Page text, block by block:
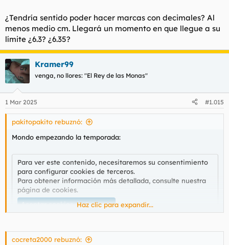
¿Tendría sentido poder hacer marcas con decimales? Al
menos medio cm. Llegará un momento en que llegue a su
límite ¿6.3? ¿6.35?
Kramer99
venga, no llores: "El Rey de las Monas"
1 Mar 2025 #1.015
pakitopakito rebuznó:
Mondo empezando la temporada:
Para ver este contenido, necesitaremos su consentimiento
para configurar cookies de terceros.
Para obtener información más detallada, consulte nuestra
página de cookies.
Aceptar cookies de terceros
@Tiboroskipreséntese por secretaría.
Haz clic para expandir...
cocreta2000 rebuznó: